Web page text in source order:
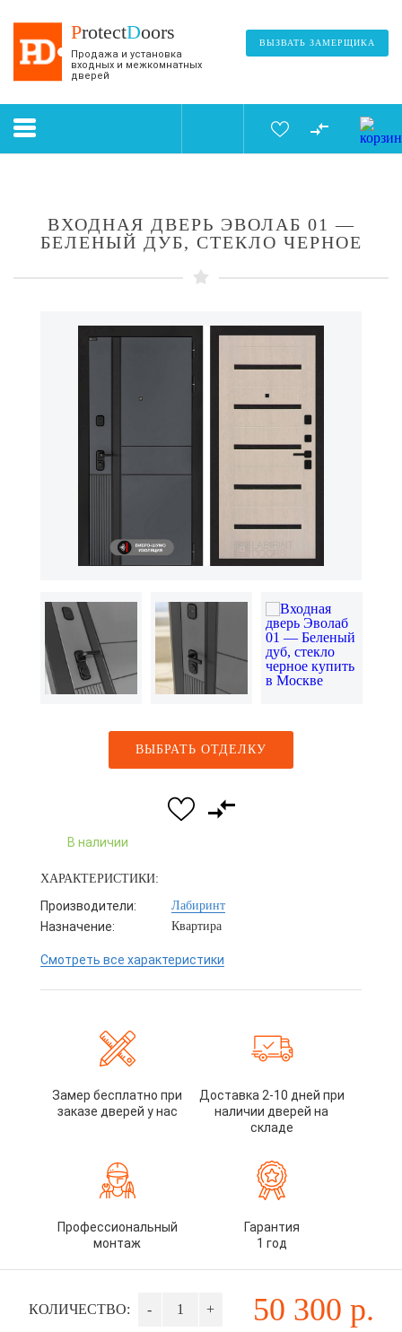
ProtectDoors
Продажа и установка
входных и межкомнатных
дверей
ВЫЗВАТЬ ЗАМЕРЩИКА
ВХОДНАЯ ДВЕРЬ ЭВОЛАБ 01 —
БЕЛЕНЫЙ ДУБ, СТЕКЛО ЧЕРНОЕ
ВЫБРАТЬ ОТДЕЛКУ
В наличии
ХАРАКТЕРИСТИКИ:
Производители: Лабиринт
Назначение: Квартира
Смотреть все характеристики
Замер бесплатно при
заказе дверей у нас
Доставка 2-10 дней при
наличии дверей на
складе
Профессиональный
монтаж
Гарантия
1 год
КОЛИЧЕСТВО: - + 50 300 р.